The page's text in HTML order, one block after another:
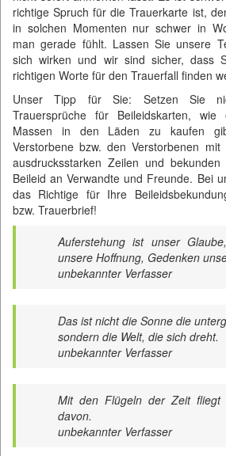
richtige Spruch für die Trauerkarte ist,
in solchen Momenten nur schwer in
man gerade fühlt. Lassen Sie unsere
sich wirken und wir sind sicher, dass
richtigen Worte für den Trauerfall finden
Unser Tipp für Sie: Setzen Sie
Trauersprüche für Beileidskarten,
Massen in den Läden zu kaufen
Verstorbene bzw. den Verstorbenen
ausdrucksstarken Zeilen und
Beileid an Verwandte und Freunde. Bei
das Richtige für Ihre
bzw. Trauerbrief!
Auferstehung ist unser
unsere Hoffnung, Gedenken
unbekannter Verfasser
Das ist nicht die Sonne die
sondern die Welt, die sich dreht.
unbekannter Verfasser
Mit den Flügeln der Zeit fliegt
davon.
unbekannter Verfasser